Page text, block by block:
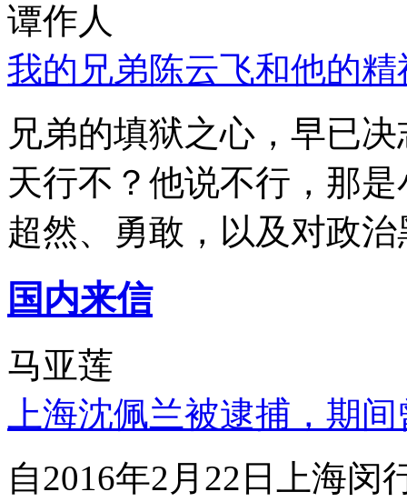
谭作人
我的兄弟陈云飞和他的
兄弟的填狱之心，早已
天行不？他说不行，那
超然、勇敢，以及对政
国内来信
马亚莲
上海沈佩兰被逮捕，期
自2016年2月22日上海